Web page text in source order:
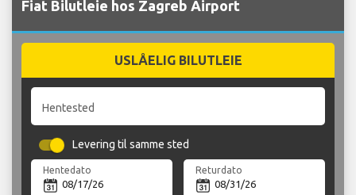
Fiat Bilutleie hos Zagreb Airport
USLÅELIG BILUTLEIE
Hentested
Levering til samme sted
Hentedato Returdato